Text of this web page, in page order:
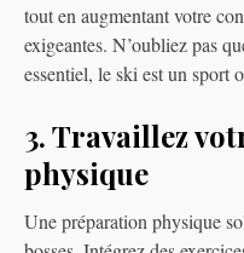
tout en augmentant votre
exigeantes. N’oubliez pas
essentiel, le ski est un sport
3. Travaillez
physique
Une préparation physique